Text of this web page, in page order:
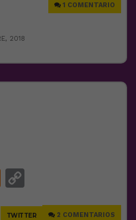
1 COMENTARIO
2018
Meneame
TWITTER 2 COMENTARIOS